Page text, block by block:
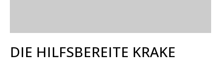
DIE HILFSBEREITE KRAKE